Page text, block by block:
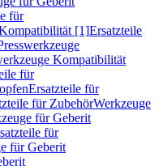
für
[1]Ersatzteile
Kompatibilität
für
Ersatzteile für
für ZubehörWerkzeuge
für Geberit
für
für Geberit